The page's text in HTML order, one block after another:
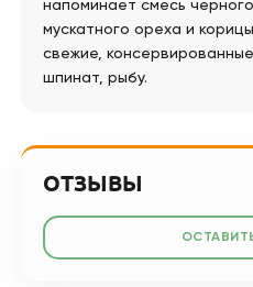
напоминает смесь
мускатного ореха и
свежие,
шпинат, рыбу.
ОТЗЫВЫ